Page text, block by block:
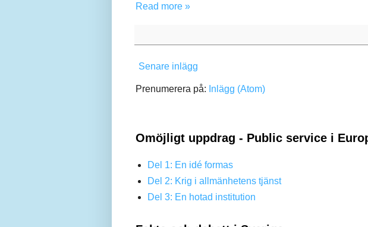
Read more »
Senare inlägg
Prenumerera på: Inlägg (Atom)
Omöjligt uppdrag - Public service i
Del 1: En idé formas
Del 2: Krig i allmänhetens tjänst
Del 3: En hotad institution